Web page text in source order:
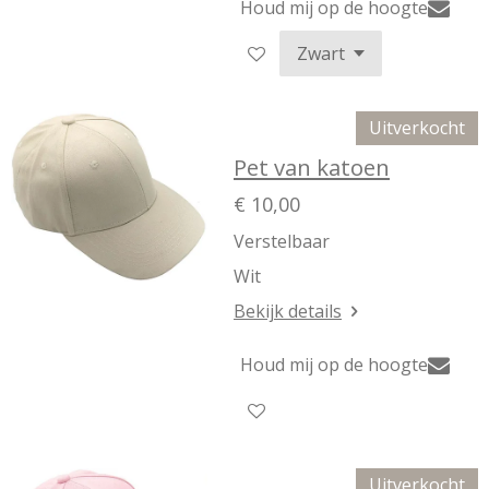
Houd mij op de hoogte
Uitverkocht
Pet van katoen
€ 10,00
Verstelbaar
Wit
Bekijk details
Houd mij op de hoogte